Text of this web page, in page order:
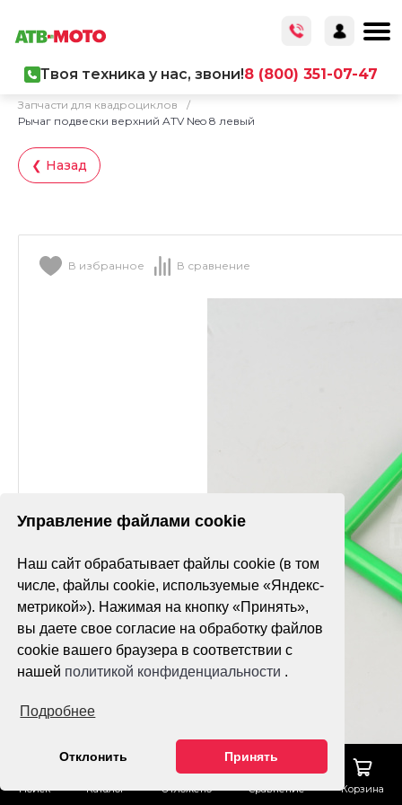
Управление файлами cookie
Наш сайт обрабатывает файлы cookie (в том
числе, файлы cookie, используемые «Яндекс-
метрикой»). Нажимая на кнопку «Принять»,
вы даете свое согласие на обработку файлов
cookie вашего браузера в соответствии с
нашей политикой конфиденциальности .
Подробнее
Отклонить Принять
Поиск Каталог Отложено Сравнение Корзина
Твоя техника у нас, звони!8 (800) 351-07-47
Запчасти для квадроциклов
/
Рычаг подвески верхний ATV Neo 8 левый
❮ Назад
В избранное В сравнение